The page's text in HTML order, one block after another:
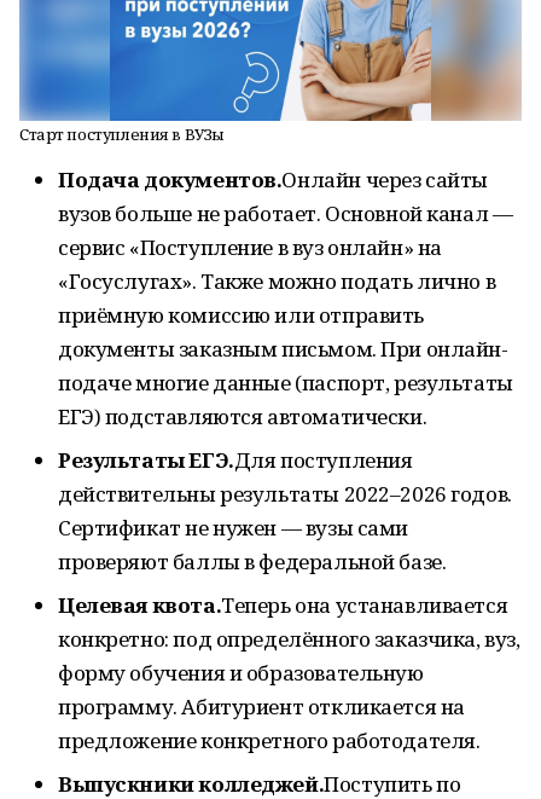
Старт поступления в ВУЗы
Подача документов.Онлайн через сайты
вузов больше не работает. Основной канал —
сервис «Поступление в вуз онлайн» на
«Госуслугах». Также можно подать лично в
приёмную комиссию или отправить
документы заказным письмом. При онлайн-
подаче многие данные (паспорт, результаты
ЕГЭ) подставляются автоматически.
Результаты ЕГЭ.Для поступления
действительны результаты 2022–2026 годов.
Сертификат не нужен — вузы сами
проверяют баллы в федеральной базе.
Целевая квота.Теперь она устанавливается
конкретно: под определённого заказчика, вуз,
форму обучения и образовательную
программу. Абитуриент откликается на
предложение конкретного работодателя.
Выпускники колледжей.Поступить по